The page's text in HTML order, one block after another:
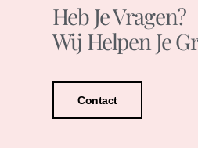
Heb Je Vragen?
Wij Helpen Je
Contact